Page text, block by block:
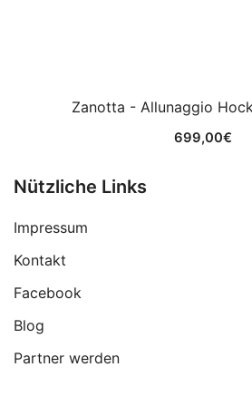
Zanotta - Allunaggio
699,00€
Nützliche Links
Impressum
Kontakt
Facebook
Blog
Partner werden